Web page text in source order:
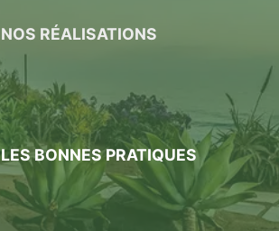
NOS RÉALISATIONS
LES BONNES PRATIQUES